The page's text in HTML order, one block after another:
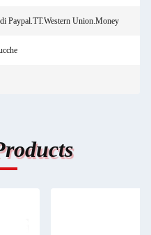
Paypal.TT.Western Union.Money